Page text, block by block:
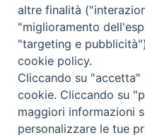
Via Beltrani, 9
76125 Trani BT
Centralino Tel. 0883 494211
Cancelleria Tel. 0883 494204
cancelleria@arcidiocesitrani.it
altre finalità
"miglioramento
"targeting e
cookie policy.
Cliccando su
cookie. Cliccando su
maggiori informazioni
personalizzare le tue